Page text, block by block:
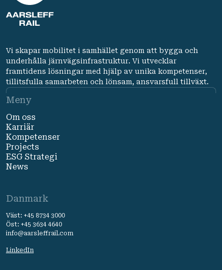
Vi skapar mobilitet i samhället genom att bygga och
underhålla järnvägsinfrastruktur. Vi utvecklar
framtidens lösningar med hjälp av unika kompetenser,
tillitsfulla samarbeten och lönsam, ansvarsfull tillväxt.
Meny
Om oss
Karriär
Kompetenser
Projects
ESG Strategi
News
Danmark
Väst: +45 8734 3000
Öst: +45 3634 4640
info@aarsleffrail.com
LinkedIn